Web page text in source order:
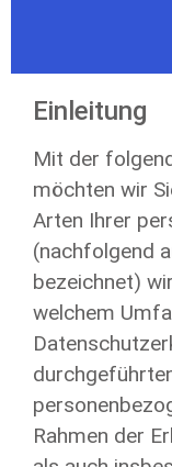
Einleitung
Mit der
möchten wir
Arten Ihrer
(nachfolgend
bezeichnet)
welchem
Rahmen der